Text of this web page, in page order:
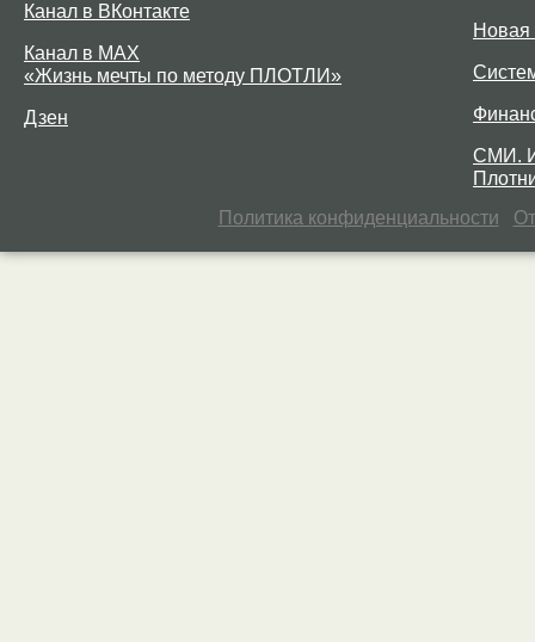
Канал в ВКонтакте
Канал в MAX
«Жизнь мечты по методу ПЛОТЛИ»
Дзен
Новая
СМИ.
Политика конфиденциальности